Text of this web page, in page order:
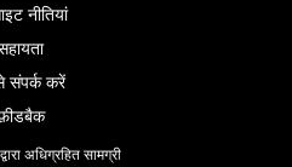
नीतियां
संपर्क करें
अधिग्रहित सामग्री